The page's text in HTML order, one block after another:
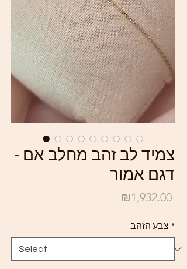
צמיד לב זהב מחלב אם -
דגם אמור
₪1,932.00
צבע הזהב *